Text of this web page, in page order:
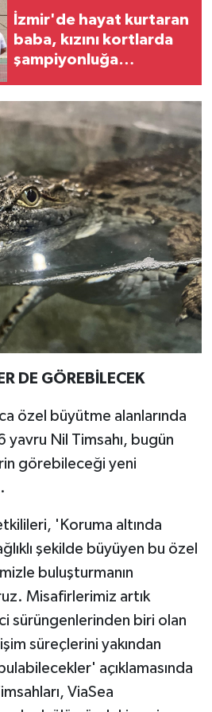
İzmir'de hayat kurtaran
baba, kızını kortlarda
şampiyonluğa
DE GÖREBİLECEK
özel büyütme alanlarında
Nil Timsahı, bugün
görebileceği yeni
'Koruma altında
şekilde büyüyen bu özel
buluşturmanın
Misafirlerimiz artık
sürüngenlerinden biri olan
süreçlerini yakından
açıklamasında
ViaSea